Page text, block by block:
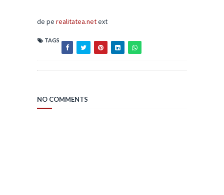
de pe realitatea.netext
TAGS
NO COMMENTS